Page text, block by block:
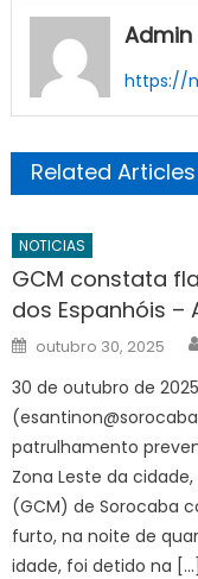
Admin
https://
Related Articles
NOTICIAS
GCM constata
dos Espanhóis –
Posted
on
outubro 30, 2025
30 de outubro de
(
patrulhamento
Zona Leste da
(GCM) de Sorocaba
furto, na noite de
idade, foi detido na […]